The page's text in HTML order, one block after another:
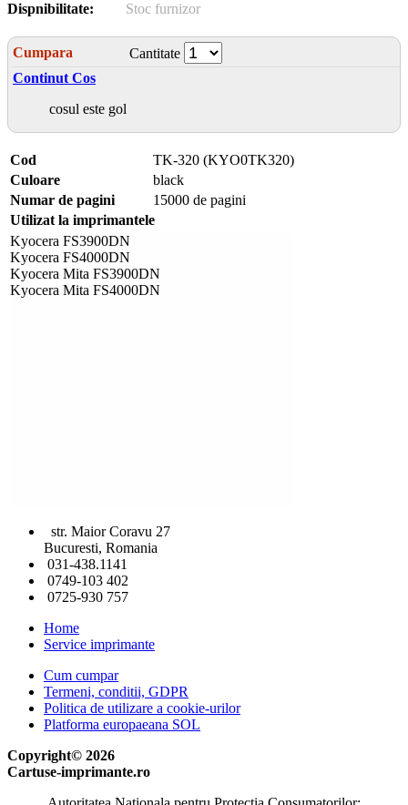
Dispnibilitate:
Stoc furnizor
Cumpara
Cantitate
Continut Cos
cosul este gol
Cod
TK-320 (KYO0TK320)
Culoare
black
Numar de pagini
15000 de pagini
Utilizat la imprimantele
Kyocera FS3900DN
Kyocera FS4000DN
Kyocera Mita FS3900DN
Kyocera Mita FS4000DN
str. Maior Coravu 27
Bucuresti, Romania
031-438.1141
0749-103 402
0725-930 757
Home
Service imprimante
Cum cumpar
Termeni, conditii, GDPR
Politica de utilizare a cookie-urilor
Platforma europaeana SOL
Copyright© 2026
Cartuse-imprimante.ro